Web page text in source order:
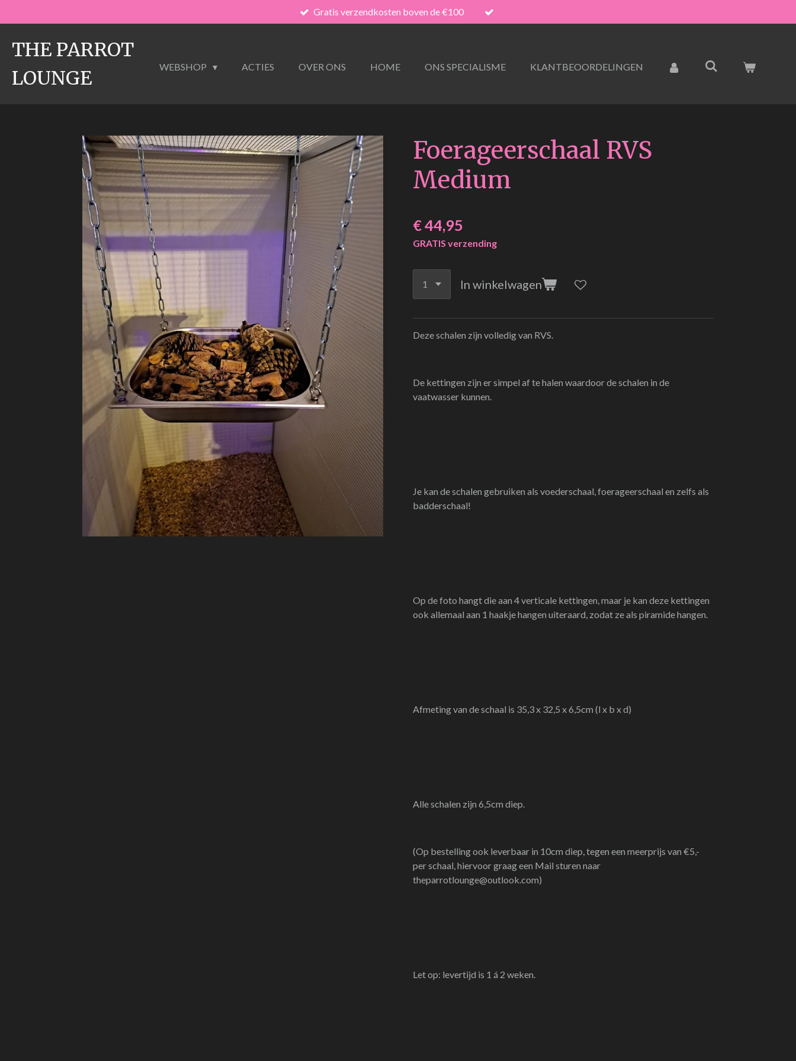
direct
naar
de
hoofdinhoud
Gratis verzendkosten boven de €100
THE PARROT
LOUNGE
WEBSHOP ACTIES OVER ONS HOME ONS SPECIALISME KLANTBEOORDELINGEN
Foerageerschaal RVS
Medium
€ 44,95
GRATIS verzending
In winkelwagen
Deze schalen zijn volledig van RVS.
De kettingen zijn er simpel af te halen waardoor de schalen in de
vaatwasser kunnen.
Je kan de schalen gebruiken als voederschaal, foerageerschaal en zelfs als
badderschaal!
Op de foto hangt die aan 4 verticale kettingen, maar je kan deze kettingen
ook allemaal aan 1 haakje hangen uiteraard, zodat ze als piramide hangen.
Afmeting van de schaal is 35,3 x 32,5 x 6,5cm (l x b x d)
Alle schalen zijn 6,5cm diep.
(Op bestelling ook leverbaar in 10cm diep, tegen een meerprijs van €5,-
per schaal, hiervoor graag een Mail sturen naar
theparrotlounge@outlook.com)
Let op: levertijd is 1 á 2 weken.